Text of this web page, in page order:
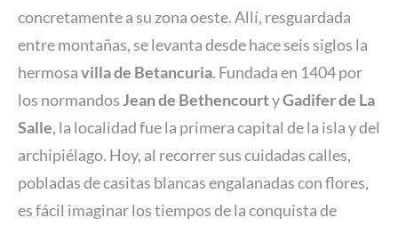
concretamente a su zona oeste. Allí, resguardada
entre montañas, se levanta desde hace seis siglos la
hermosavilla de Betancuria. Fundada en 1404 por
los normandosJean de BethencourtyGadifer de La
Salle, la localidad fue la primera capital de la isla y del
archipiélago. Hoy, al recorrer sus cuidadas calles,
pobladas de casitas blancas engalanadas con flores,
es fácil imaginar los tiempos de la conquista de